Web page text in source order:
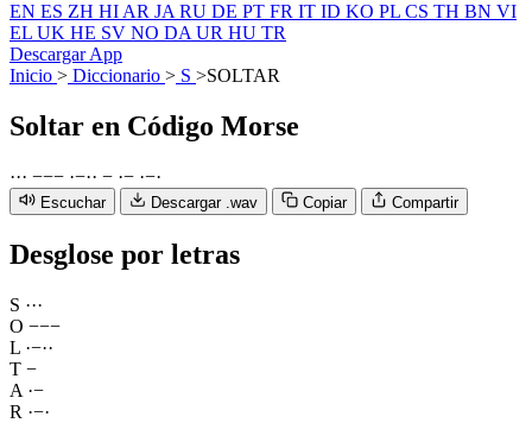
EN ES ZH HI AR JA RU DE PT FR IT ID KO PL CS TH BN VI
EL UK HE SV NO DA UR HU TR
Descargar App
Inicio > Diccionario > S >SOLTAR
Soltar en Código Morse
··· −−− ·−·· − ·− ·−·
Escuchar Descargar .wav Copiar Compartir
Desglose por letras
S ···
O −−−
L ·−··
T −
A ·−
R ·−·